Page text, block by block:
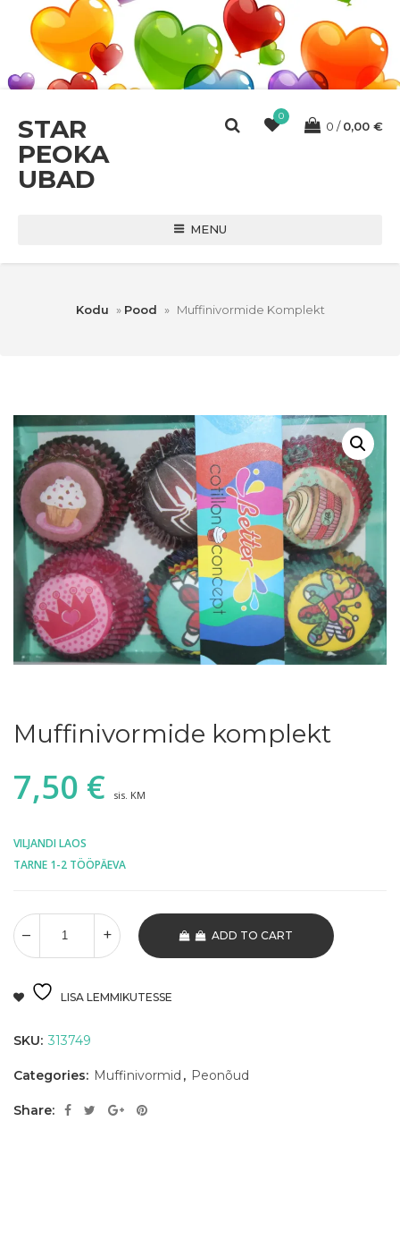
STAR
PEOKA
UBAD
0
0 0,00 €
MENU
Kodu » Pood » Muffinivormide Komplekt
Muffinivormide komplekt
7,50 € sis. KM
VILJANDI LAOS
TARNE 1-2 TÖÖPÄEVA
ADD TO CART
LISA LEMMIKUTESSE
SKU: 313749
Categories: Muffinivormid , Peonõud
Share: